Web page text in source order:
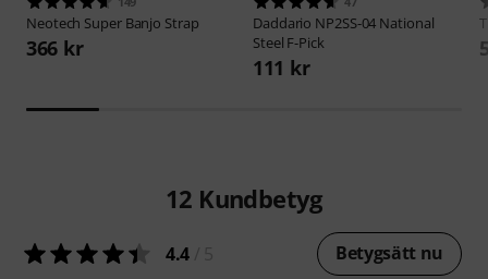
Neotech Super Banjo Strap
366 kr
Daddario NP2SS-04 National
Steel F-Pick
111 kr
12 Kundbetyg
4.4 Betygsätt nu